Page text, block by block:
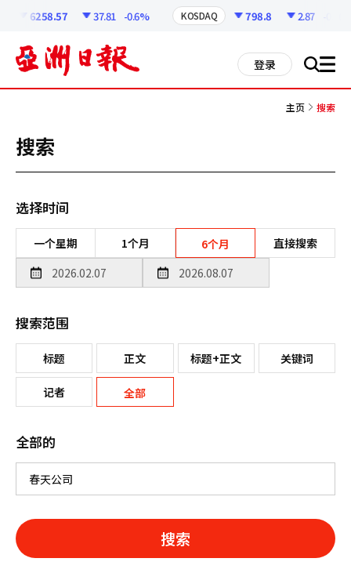
6258.57 37.81 -0.6% KOSDAQ 798.8 2.87
登录 搜 all
主页 搜索
搜索
选择时间
一个星期 1个月 6个月 直接搜索
搜索范围
标题 正文 标题+正文 关键词
记者 全部
全部的
搜索